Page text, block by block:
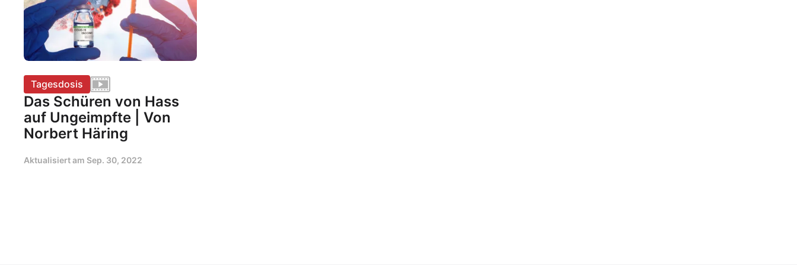
Tagesdosis
Das Schüren von Hass
auf Ungeimpfte | Von
Norbert Häring
Aktualisiert am Sep. 30, 2022